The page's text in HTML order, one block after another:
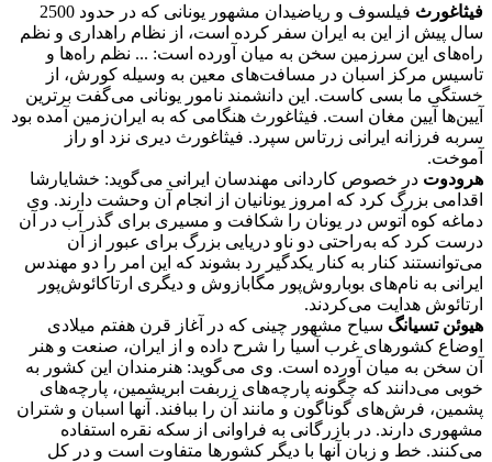
فیثاغورث
فیلسوف و ریاضیدان مشهور یونانی که در حدود 2500
سال پیش از این به ایران سفر کرده است، از نظام راهداری و نظم
راه‌های این سرزمین سخن به میان آورده است: ... نظم راه‌ها و
تاسیس مرکز اسبان در مسافت‌های معین به وسیله کورش، از
خستگی ما بسی کاست. این دانشمند نامور یونانی می‌گفت برترین
آیین‌ها آیین مغان است. فیثاغورث هنگامی که به ایران‌زمین آمده بود
سربه فرزانه ایرانی زرتاس سپرد. فیثاغورث دیری نزد او راز
آموخت.
هرودوت در خصوص کاردانی مهندسان ایرانی می‌گوید: خشایارشا
اقدامی بزرگ کرد که امروز یونانیان از انجام آن وحشت دارند. وی
دماغه کوه آتوس در یونان را شکافت و مسیری برای گذر آب در آن
درست کرد که به‌راحتی دو ناو دریایی بزرگ برای عبور از آن
می‌توانستند کنار به کنار یکدگیر رد بشوند که این امر را دو مهندس
ایرانی به نام‌های بوباروش‌پور مگابازوش و دیگری ارتاکائوش‌پور
ارتائوش هدایت می‌کردند.
هیوئن تسیانگ سیاح مشهور چینی که در آغاز قرن هفتم میلادی
اوضاع کشورهای غرب آسیا را شرح داده و از ایران، صنعت و هنر
آن سخن به میان آورده است. وی می‌گوید: هنرمندان این کشور به
خوبی می‌دانند که چگونه پارچه‌های زربفت ابریشمین، پارچه‌های
پشمین، فرش‌های گوناگون و مانند آن را ببافند. آنها اسبان و شتران
مشهوری دارند. در بازرگانی به فراوانی از سکه نقره استفاده
می‌کنند. خط و زبان آنها با دیگر کشورها متفاوت است و در کل